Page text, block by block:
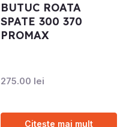
BUTUC ROATA
SPATE 300 370
PROMAX
275.00 lei
Citește mai mult